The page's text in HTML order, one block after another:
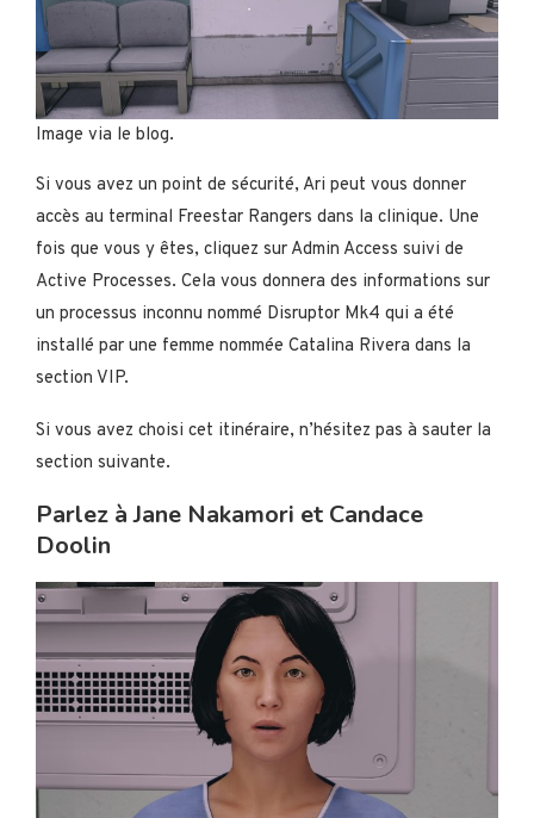
Image via le blog.
Si vous avez un point de sécurité, Ari peut vous donner
accès au terminal Freestar Rangers dans la clinique. Une
fois que vous y êtes, cliquez sur Admin Access suivi de
Active Processes. Cela vous donnera des informations sur
un processus inconnu nommé Disruptor Mk4 qui a été
installé par une femme nommée Catalina Rivera dans la
section VIP.
Si vous avez choisi cet itinéraire, n’hésitez pas à sauter la
section suivante.
Parlez à Jane Nakamori et Candace
Doolin